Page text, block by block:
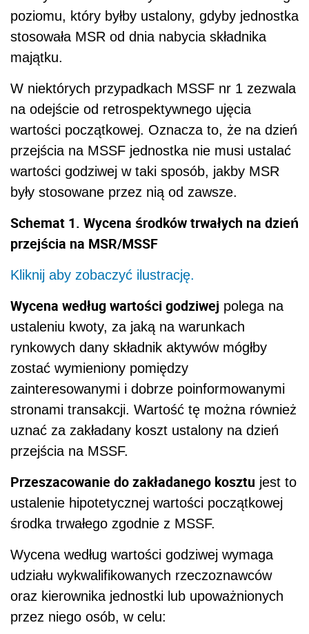
poziomu, który byłby ustalony, gdyby jednostka
stosowała MSR od dnia nabycia składnika
majątku.
W niektórych przypadkach MSSF nr 1 zezwala
na odejście od retrospektywnego ujęcia
wartości początkowej. Oznacza to, że na dzień
przejścia na MSSF jednostka nie musi ustalać
wartości godziwej w taki sposób, jakby MSR
były stosowane przez nią od zawsze.
Schemat 1. Wycena środków trwałych na dzień
przejścia na MSR/MSSF
Kliknij aby zobaczyć ilustrację.
Wycena według wartości godziwej polega na
ustaleniu kwoty, za jaką na warunkach
rynkowych dany składnik aktywów mógłby
zostać wymieniony pomiędzy
zainteresowanymi i dobrze poinformowanymi
stronami transakcji. Wartość tę można również
uznać za zakładany koszt ustalony na dzień
przejścia na MSSF.
Przeszacowanie do zakładanego kosztu jest to
ustalenie hipotetycznej wartości początkowej
środka trwałego zgodnie z MSSF.
Wycena według wartości godziwej wymaga
udziału wykwalifikowanych rzeczoznawców
oraz kierownika jednostki lub upoważnionych
przez niego osób, w celu: